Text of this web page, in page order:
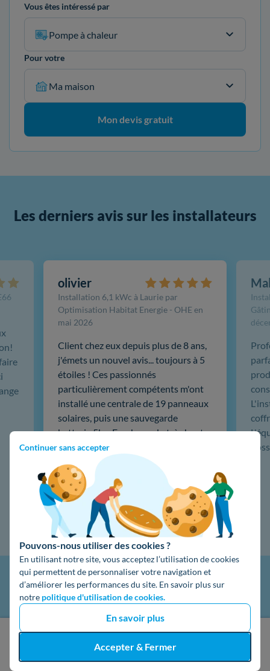
Continuer sans accepter
Pouvons-nous utiliser des cookies ?
En utilisant notre site, vous acceptez l’utilisation de cookies
qui permettent de personnaliser votre navigation et
d’améliorer les performances du site. En savoir plus sur
notre politique d'utilisation de cookies.
En savoir plus
Accepter & Fermer
J'obtiens un devis gratuit
Vous êtes intéressé par
Pompe à chaleur
Pour votre
Ma maison
Mon devis gratuit
Les derniers avis sur les installateurs
olivier
Installation 6,1 kWc à Laurie par
Optimisation Habitat Energie - OHE en
mai 2026
Client chez eux depuis plus de 8 ans,
j'émets un nouvel avis... toujours à 5
étoiles ! Ces passionnés
particulièrement compétents m'ont
installé une centrale de 19 panneaux
solaires, puis une sauvegarde
batterie 5kw Emphase, du très haut
de gamme. …